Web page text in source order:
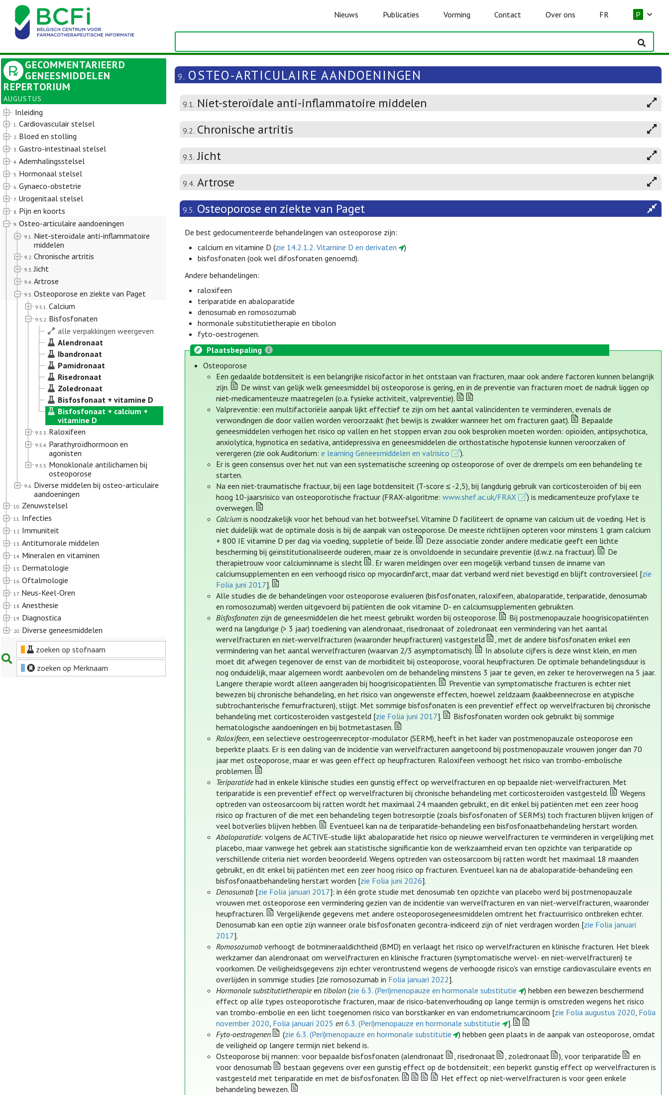
Nieuws Publicaties Vorming Contact Over ons FR P
GECOMMENTARIEERD
GENEESMIDDELEN
REPERTORIUM
AUGUSTUS
Inleiding
1. Cardiovasculair stelsel
2. Bloed en stolling
3. Gastro-intestinaal stelsel
4. Ademhalingsstelsel
5. Hormonaal stelsel
6. Gynaeco-obstetrie
7. Urogenitaal stelsel
8. Pijn en koorts
9. Osteo-articulaire aandoeningen
9.1. Niet-steroïdale anti-inflammatoire
middelen
9.2. Chronische artritis
9.3. Jicht
9.4. Artrose
9.5. Osteoporose en ziekte van Paget
9.5.1. Calcium
9.5.2. Bisfosfonaten
alle verpakkingen weergeven
Alendronaat
Ibandronaat
Pamidronaat
Risedronaat
Zoledronaat
Bisfosfonaat + vitamine D
Bisfosfonaat + calcium +
vitamine D
9.5.3. Raloxifeen
9.5.4. Parathyroïdhormoon en
agonisten
9.5.5. Monoklonale antilichamen bij
osteoporose
9.6. Diverse middelen bij osteo-articulaire
aandoeningen
10. Zenuwstelsel
11. Infecties
12. Immuniteit
13. Antitumorale middelen
14. Mineralen en vitaminen
15. Dermatologie
16. Oftalmologie
17. Neus-Keel-Oren
18. Anesthesie
19. Diagnostica
20. Diverse geneesmiddelen
zoeken op stofnaam
zoeken op Merknaam
9. OSTEO-ARTICULAIRE AANDOENINGEN
9.1. Niet-steroïdale anti-inflammatoire middelen
9.2. Chronische artritis
9.3. Jicht
9.4. Artrose
9.5. Osteoporose en ziekte van Paget
De best gedocumenteerde behandelingen van osteoporose zijn:
calcium en vitamine D (zie 14.2.1.2. Vitamine D en derivaten
)
bisfosfonaten (ook wel difosfonaten genoemd).
Andere behandelingen:
raloxifeen
teriparatide en abaloparatide
denosumab en romosozumab
hormonale substitutietherapie en tibolon
fyto-oestrogenen.
Plaatsbepaling
Osteoporose
Een gedaalde botdensiteit is een belangrijke risicofactor in het ontstaan van fracturen, maar ook andere factoren kunnen belangrijk
zijn.
De winst van gelijk welk geneesmiddel bij osteoporose is gering, en in de preventie van fracturen moet de nadruk liggen op
niet-medicamenteuze maatregelen (o.a. fysieke activiteit, valpreventie).
Valpreventie: een multifactoriële aanpak lijkt effectief te zijn om het aantal valincidenten te verminderen, evenals de
verwondingen die door vallen worden veroorzaakt (het bewijs is zwakker wanneer het om fracturen gaat).
Bepaalde
geneesmiddelen verhogen het risico op vallen en het stoppen ervan zou ook besproken moeten worden: opioïden, antipsychotica,
anxiolytica, hypnotica en sedativa, antidepressiva en geneesmiddelen die orthostatische hypotensie kunnen veroorzaken of
verergeren (zie ook Auditorium:e learning Geneesmiddelen en valrisico
).
Er is geen consensus over het nut van een systematische screening op osteoporose of over de drempels om een behandeling te
starten.
Na een niet-traumatische fractuur, bij een lage botdensiteit (T-score ≤ -2,5), bij langdurig gebruik van corticosteroïden of bij een
hoog 10-jaarsrisico van osteoporotische fractuur (FRAX-algoritme:www.shef.ac.uk/FRAX
) is medicamenteuze profylaxe te
overwegen.
Calcium is noodzakelijk voor het behoud van het botweefsel. Vitamine D faciliteert de opname van calcium uit de voeding. Het is
niet duidelijk wat de optimale dosis is bij de aanpak van osteoporose. De meeste richtlijnen opteren voor minstens 1 gram calcium
+ 800 IE vitamine D per dag via voeding, suppletie of beide.
Deze associatie zonder andere medicatie geeft een lichte
bescherming bij geïnstitutionaliseerde ouderen, maar ze is onvoldoende in secundaire preventie (d.w.z. na fractuur).
De
therapietrouw voor calciuminname is slecht
. Er waren meldingen over een mogelijk verband tussen de inname van
calciumsupplementen en een verhoogd risico op myocardinfarct, maar dat verband werd niet bevestigd en blijft controversieel [zie
Folia juni 2017].
Alle studies die de behandelingen voor osteoporose evalueren (bisfosfonaten, raloxifeen, abaloparatide, teriparatide, denosumab
en romosozumab) werden uitgevoerd bij patiënten die ook vitamine D- en calciumsupplementen gebruikten.
Bisfosfonaten zijn de geneesmiddelen die het meest gebruikt worden bij osteoporose.
Bij postmenopauzale hoogrisicopatiënten
werd na langdurige (> 3 jaar) toediening van alendronaat, risedronaat of zoledronaat een vermindering van het aantal
wervelfracturen en niet-wervelfracturen (waaronder heupfracturen) vastgesteld
, met de andere bisfosfonaten enkel een
vermindering van het aantal wervelfracturen (waarvan 2/3 asymptomatisch).
In absolute cijfers is deze winst klein, en men
moet dit afwegen tegenover de ernst van de morbiditeit bij osteoporose, vooral heupfracturen. De optimale behandelingsduur is
nog onduidelijk, maar algemeen wordt aanbevolen om de behandeling minstens 3 jaar te geven, en zeker te heroverwegen na 5 jaar.
Langere therapie wordt alleen aangeraden bij hoogrisicopatiënten.
Preventie van symptomatische fracturen is echter niet
bewezen bij chronische behandeling, en het risico van ongewenste effecten, hoewel zeldzaam (kaakbeennecrose en atypische
subtrochanterische femurfracturen), stijgt. Met sommige bisfosfonaten is een preventief effect op wervelfracturen bij chronische
behandeling met corticosteroïden vastgesteld [zie Folia juni 2017].
Bisfosfonaten worden ook gebruikt bij sommige
hematologische aandoeningen en bij botmetastasen.
Raloxifeen, een selectieve oestrogeenreceptor-modulator (SERM), heeft in het kader van postmenopauzale osteoporose een
beperkte plaats. Er is een daling van de incidentie van wervelfracturen aangetoond bij postmenopauzale vrouwen jonger dan 70
jaar met osteoporose, maar er was geen effect op heupfracturen. Raloxifeen verhoogt het risico van trombo-embolische
problemen.
Teriparatidehad in enkele klinische studies een gunstig effect op wervelfracturen en op bepaalde niet-wervelfracturen. Met
teriparatide is een preventief effect op wervelfracturen bij chronische behandeling met corticosteroïden vastgesteld.
Wegens
optreden van osteosarcoom bij ratten wordt het maximaal 24 maanden gebruikt, en dit enkel bij patiënten met een zeer hoog
risico op fracturen of die met een behandeling tegen botresorptie (zoals bisfosfonaten of SERM’s) toch fracturen blijven krijgen of
veel botverlies blijven hebben.
Eventueel kan na de teriparatide-behandeling een bisfosfonaatbehandeling herstart worden.
Abaloparatide: volgens de ACTIVE-studie lijkt abaloparatide het risico op nieuwe wervelfracturen te verminderen in vergelijking met
placebo, maar vanwege het gebrek aan statistische significantie kon de werkzaamheid ervan ten opzichte van teriparatide op
verschillende criteria niet worden beoordeeld. Wegens optreden van osteosarcoom bij ratten wordt het maximaal 18 maanden
gebruikt, en dit enkel bij patiënten met een zeer hoog risico op fracturen. Eventueel kan na de abaloparatide-behandeling een
bisfosfonaatbehandeling herstart worden [zie Folia juni 2026].
Denosumab [zie Folia januari 2017]: in één grote studie met denosumab ten opzichte van placebo werd bij postmenopauzale
vrouwen met osteoporose een vermindering gezien van de incidentie van wervelfracturen en van niet-wervelfracturen, waaronder
heupfracturen.
Vergelijkende gegevens met andere osteoporosegeneesmiddelen omtrent het fractuurrisico ontbreken echter.
Denosumab kan een optie zijn wanneer orale bisfosfonaten gecontra-indiceerd zijn of niet verdragen worden [zie Folia januari
2017].
Romosozumab verhoogt de botmineraaldichtheid (BMD) en verlaagt het risico op wervelfracturen en klinische fracturen. Het bleek
werkzamer dan alendronaat om wervelfracturen en klinische fracturen (symptomatische wervel- en niet-wervelfracturen) te
voorkomen. De veiligheidsgegevens zijn echter verontrustend wegens de verhoogde risico's van ernstige cardiovasculaire events en
overlijden in sommige studies [zie romosozumab in Folia januari 2022].
Hormonale substitutietherapieen tibolon (zie 6.3. (Peri)menopauze en hormonale substitutie
) hebben een bewezen beschermend
effect op alle types osteoporotische fracturen, maar de risico-batenverhouding op lange termijn is omstreden wegens het risico
van trombo-embolie en een licht toegenomen risico van borstkanker en van endometriumcarcinoom [zie Folia augustus 2020, Folia
november 2020, Folia januari 2025 en 6.3. (Peri)menopauze en hormonale substitutie
].
Fyto-oestrogenen
(zie 6.3. (Peri)menopauze en hormonale substitutie
) hebben geen plaats in de aanpak van osteoporose, omdat
de veiligheid op langere termijn niet bekend is.
Osteoporose bij mannen: voor bepaalde bisfosfonaten (alendronaat
, risedronaat , zoledronaat ), voor teriparatide
en
voor denosumab
bestaan gegevens over een gunstig effect op de botdensiteit; een beperkt gunstig effect op wervelfracturen is
vastgesteld met teriparatide en met de bisfosfonaten.
Het effect op niet-wervelfracturen is voor geen enkele
behandeling bewezen.